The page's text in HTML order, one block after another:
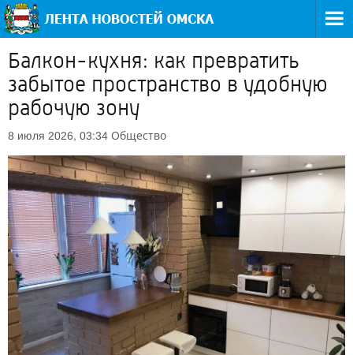
Балкон-кухня: как превратить
забытое пространство в удобную
рабочую зону
8 июля 2026, 03:34 Общество